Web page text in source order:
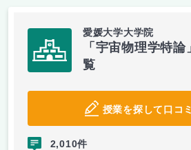
愛媛大学大学院
「宇宙物理学特
覧
授業を探して口コ
2,010件